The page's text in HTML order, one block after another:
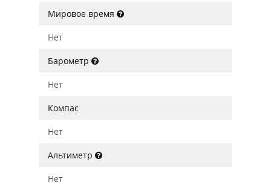
Мировое время
Нет
Барометр
Нет
Компас
Нет
Альтиметр
Нет